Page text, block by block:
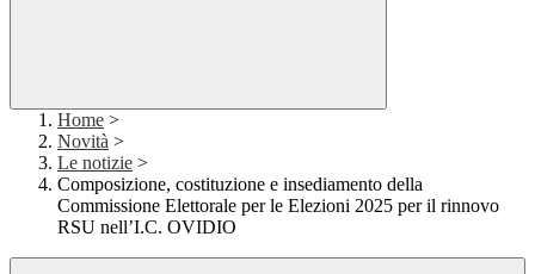
Home >
Novità >
Le notizie >
Composizione, costituzione e insediamento della
Commissione Elettorale per le Elezioni 2025 per il rinnovo
RSU nell’I.C. OVIDIO